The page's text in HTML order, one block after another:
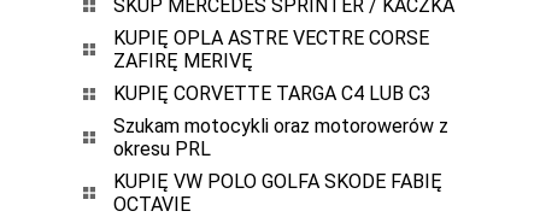
SKUP MERCEDES SPRINTER / KACZKA
KUPIĘ OPLA ASTRE VECTRE CORSE
ZAFIRĘ MERIVĘ
KUPIĘ CORVETTE TARGA C4 LUB C3
Szukam motocykli oraz motorowerów z
okresu PRL
KUPIĘ VW POLO GOLFA SKODE FABIĘ
OCTAVIE